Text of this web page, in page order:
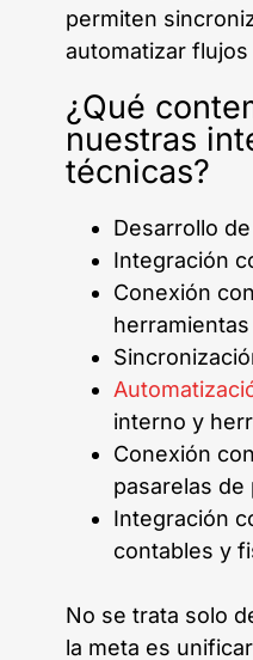
permiten
automatizar
¿Qué
nuestras
técnicas?
Desarrollo de
Integración
Conexión
interno y
Conexión
pasarelas de
Integración
contables y
No se trata solo
la meta es